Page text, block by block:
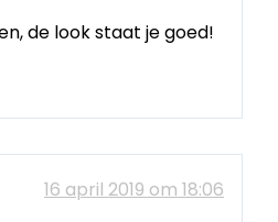
de look staat je goed!
16 april 2019 om 18:06